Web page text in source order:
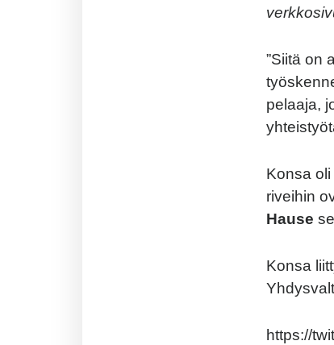
”Siitä on
pelaaja,
Konsa
riveihin
Hause
Konsa
https://